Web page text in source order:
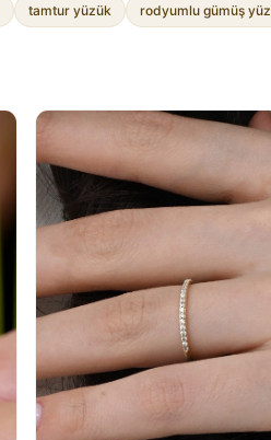
tamtur yüzük rodyumlu gümüş